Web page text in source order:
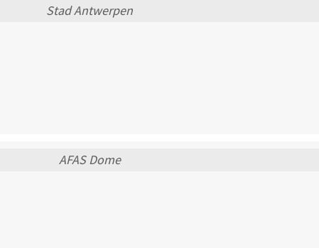
Stad Antwerpen
AFAS Dome